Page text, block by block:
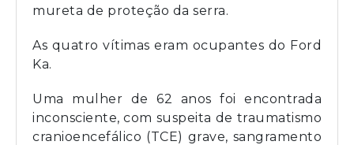
mureta de proteção da serra.
As quatro vítimas eram ocupantes do Ford
Ka.
Uma mulher de 62 anos foi encontrada
inconsciente, com suspeita de traumatismo
cranioencefálico (TCE) grave, sangramento